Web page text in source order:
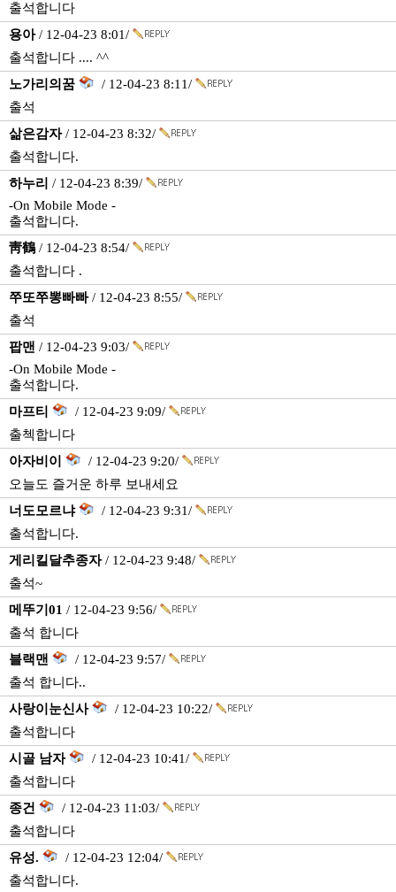
출석합니다
용아/ 12-04-23 8:01/
출석합니다 .... ^^
노가리의꿈
/ 12-04-23 8:11/
출석
삶은감자/ 12-04-23 8:32/
출석합니다.
하누리 / 12-04-23 8:39/
-On Mobile Mode -
출석합니다.
靑鶴 / 12-04-23 8:54/
출석합니다 .
쭈또쭈뽕빠빠/ 12-04-23 8:55/
출석
팝맨 / 12-04-23 9:03/
-On Mobile Mode -
출석합니다.
마프티
/ 12-04-23 9:09/
출첵합니다
아자비이
/ 12-04-23 9:20/
오늘도 즐거운 하루 보내세요
너도모르냐
/ 12-04-23 9:31/
출석합니다.
게리킬달추종자/ 12-04-23 9:48/
출석~
메뚜기01 / 12-04-23 9:56/
출석 합니다
블랙맨
/ 12-04-23 9:57/
출석 합니다..
사랑이눈신사
/ 12-04-23 10:22/
출석합니다
시골 남자
/ 12-04-23 10:41/
출석합니다
종건
/ 12-04-23 11:03/
출석합니다
유성.
/ 12-04-23 12:04/
출석합니다.